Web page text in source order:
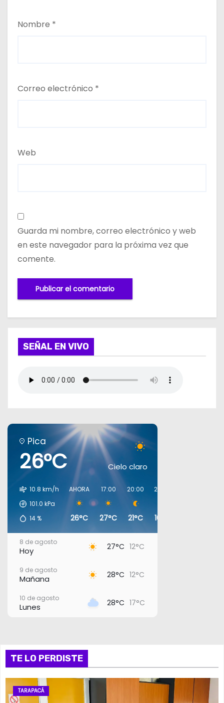
Nombre *
Correo electrónico *
Web
Guarda mi nombre, correo electrónico y web
en este navegador para la próxima vez que
comente.
SEÑAL EN VIVO
Pica
26°C Cielo claro
10.8 km/h
101.0 kPa
14 %
AHORA
26°C
17:00
27°C
20:00
21°C
23:00
16°C
8 de agosto
Hoy 27°C 12°C
9 de agosto
Mañana 28°C 12°C
10 de agosto
Lunes 28°C 17°C
12 de agosto
Miércoles
13 de agosto
Jueves
TE LO PERDISTE
TARAPACÁ